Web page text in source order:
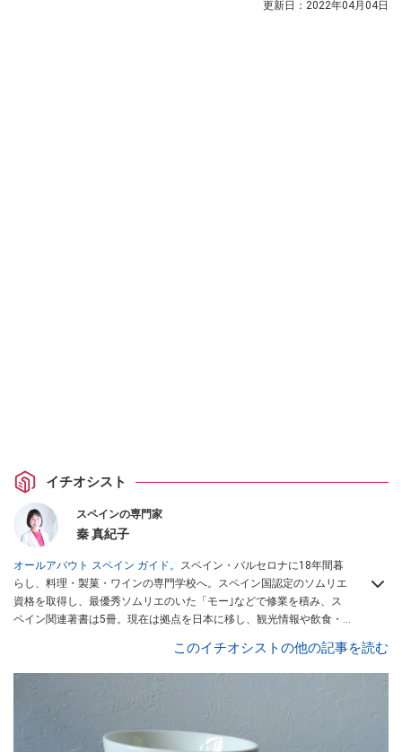
更新日： 2022年04月04日
イチオシスト
スペインの専門家
秦 真紀子
オールアバウト スペイン ガイド。 スペイン・バルセロナに18年間暮
らし、料理・製菓・ワインの専門学校へ。スペイン国認定のソムリエ
資格を取得し、最優秀ソムリエのいた「モー｣などで修業を積み、ス
ペイン関連著書は5冊。現在は拠点を日本に移し、観光情報や飲食・
など、食品・スイーツ販売チェーンのおすすめ商
品情報も発信。著書に『スペインまるごと全17州おいしい旅』（‎産業
編集センター刊）ほか。
■経歴：ワイナリーツアーガイドや、飲食関
連の方の視察旅行のコーディネートやガイド、スペインの食について
の講演などの経験あり。2004年より「カフェ・スイーツ」（柴田書
店）、「料理通信」（料理通信社）をはじめ、日本の雑誌やWEBサイ
このイチオシストの他の記事を読む